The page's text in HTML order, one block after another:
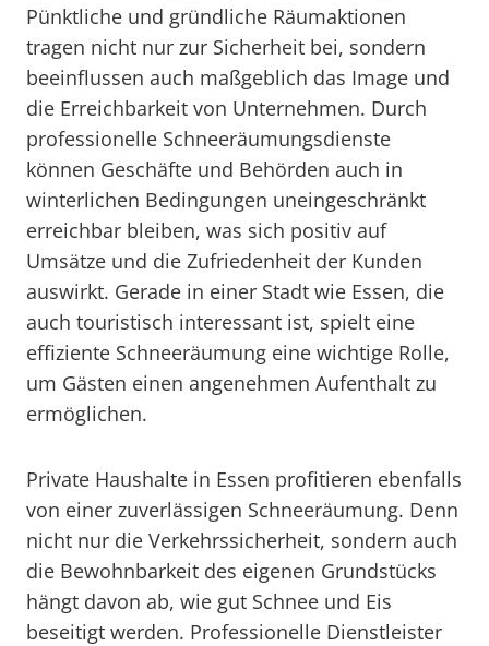
Pünktliche und gründliche Räumaktionen
tragen nicht nur zur Sicherheit bei, sondern
beeinflussen auch maßgeblich das Image und
die Erreichbarkeit von Unternehmen. Durch
professionelle Schneeräumungsdienste
können Geschäfte und Behörden auch in
winterlichen Bedingungen uneingeschränkt
erreichbar bleiben, was sich positiv auf
Umsätze und die Zufriedenheit der Kunden
auswirkt. Gerade in einer Stadt wie Essen, die
auch touristisch interessant ist, spielt eine
effiziente Schneeräumung eine wichtige Rolle,
um Gästen einen angenehmen Aufenthalt zu
ermöglichen.
Private Haushalte in Essen profitieren ebenfalls
von einer zuverlässigen Schneeräumung. Denn
nicht nur die Verkehrssicherheit, sondern auch
die Bewohnbarkeit des eigenen Grundstücks
hängt davon ab, wie gut Schnee und Eis
beseitigt werden. Professionelle Dienstleister